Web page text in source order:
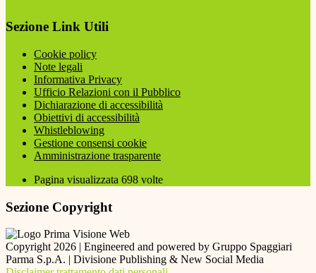
Sezione Link Utili
Cookie policy
Note legali
Informativa Privacy
Ufficio Relazioni con il Pubblico
Dichiarazione di accessibilità
Obiettivi di accessibilità
Whistleblowing
Gestione consensi cookie
Amministrazione trasparente
Pagina visualizzata 698 volte
Sezione Copyright
Copyright 2026 | Engineered and powered by Gruppo Spaggiari
Parma S.p.A. | Divisione Publishing & New Social Media